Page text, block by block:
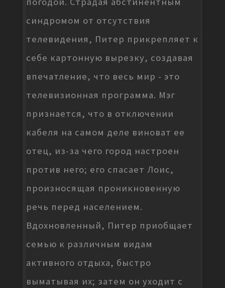
синдромом от отсутствия
телевидения, Питер прикрепляет к
себе картонную вырезку, создавая
впечатление, что весь мир - это
телевизионная программа. Мэг
признается, что в отключении
кабеля на самом деле виноват ее
отец, из-за чего город настроен
против него; его спасает Лоис,
произносящая проникновенную
речь перед населением.
Вдохновленный, Питер приобщает
семью к различным видам
активного отдыха, быстро
выматывая их; затем он уходит с